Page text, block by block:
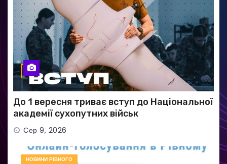
До 1 вересня триває вступ до Національної
академії сухопутних військ
Сер 9, 2026
НОВИНИ РІВНОГО